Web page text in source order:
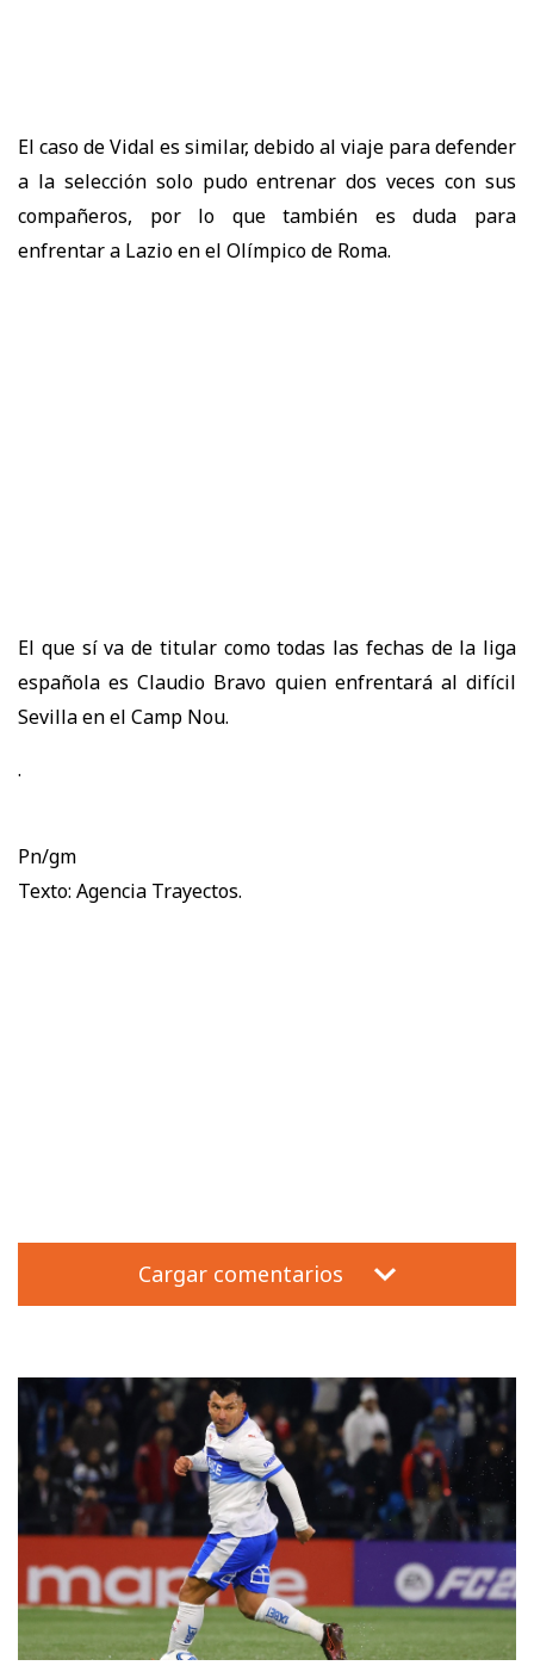
El caso de Vidal es similar, debido al viaje para defender
a la selección solo pudo entrenar dos veces con sus
compañeros, por lo que también es duda para
enfrentar a Lazio en el Olímpico de Roma.
El que sí va de titular como todas las fechas de la liga
española es Claudio Bravo quien enfrentará al difícil
Sevilla en el Camp Nou.
.
Pn/gm
Texto: Agencia Trayectos.
Cargar comentarios